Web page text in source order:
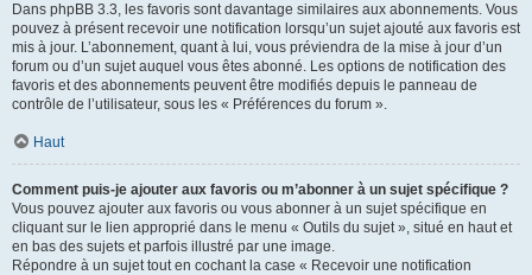
Dans phpBB 3.3, les favoris sont davantage similaires aux abonnements. Vous
pouvez à présent recevoir une notification lorsqu’un sujet ajouté aux favoris est
mis à jour. L’abonnement, quant à lui, vous préviendra de la mise à jour d’un
forum ou d’un sujet auquel vous êtes abonné. Les options de notification des
favoris et des abonnements peuvent être modifiés depuis le panneau de
contrôle de l’utilisateur, sous les « Préférences du forum ».
Haut
Comment puis-je ajouter aux favoris ou m’abonner à un sujet spécifique ?
Vous pouvez ajouter aux favoris ou vous abonner à un sujet spécifique en
cliquant sur le lien approprié dans le menu « Outils du sujet », situé en haut et
en bas des sujets et parfois illustré par une image.
Répondre à un sujet tout en cochant la case « Recevoir une notification